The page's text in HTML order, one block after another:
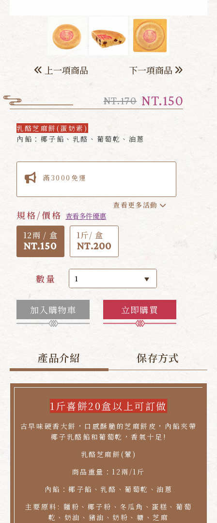
NT.170 NT.150
乳酪芝麻餅(蛋奶素)
內餡：椰子餡、乳酪、葡萄乾、油蔥
滿3000免運
查看更多活動
規格/價格 查看多件優惠
12兩 / 盒
NT.150
1斤/ 盒
NT.200
數量
加入購物車 立即購買
上一項商品 下一項商品
產品介紹 保存方式
1斤喜餅20盒以上可訂做
古早味硬香大餅，口感酥脆的芝麻餅皮，內餡夾帶
椰子乳酪餡和葡萄乾，香氣十足!
乳酪芝麻餅(葷)
商品重量：12兩/1斤
內餡：椰子餡、乳酪、葡萄乾、油蔥
主要原料: 麵粉、椰子粉、冬瓜角、蛋糕、葡萄
乾、奶油、豬油、奶粉、糖、芝麻